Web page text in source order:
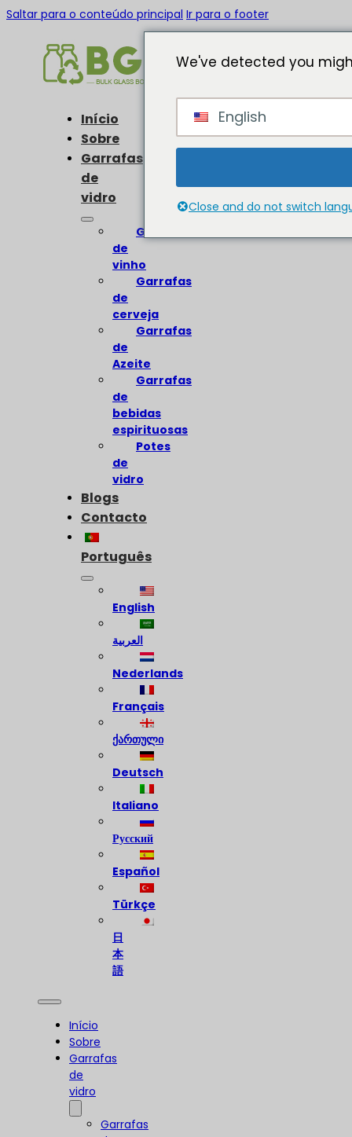
Saltar para o conteúdo principal Ir para o footer
Início
Sobre
Garrafas
de
vidro
Garrafas
de
vinho
Garrafas
de
cerveja
Garrafas
de
Azeite
Garrafas
de
bebidas
espirituosas
Potes
de
vidro
Blogs
Contacto
Português
English
العربية
Nederlands
Français
ქართული
Deutsch
Italiano
Русский
Español
Türkçe
日
本
語
Início
Sobre
Garrafas
de
vidro
Garrafas
We've detected you
English
Close and do not switch